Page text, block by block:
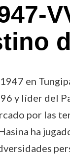
en
y líder del
por las
ha